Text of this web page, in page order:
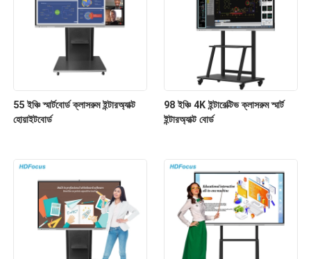
55 ইঞ্চি স্মার্টবোর্ড ক্লাসরুম ইন্টারঅ্যাক্ট
হোয়াইটবোর্ড
98 ইঞ্চি 4K ইন্টারেক্টিভ ক্লাসরুম স্মার্ট
ইন্টারঅ্যাক্ট বোর্ড